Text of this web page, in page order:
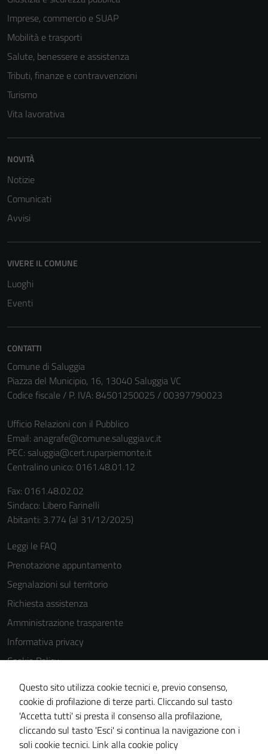
Imprese, commercio e SUAP
Mobilità e trasporti
Salute, benessere e assistenza
Tributi, finanze e contravvenzioni
Turismo
Vita lavorativa
NOVITÀ
Notizie
Comunicati
Avvisi
VIVERE IL COMUNE
Luoghi
Eventi
CONTATTI
Comune di Saluggia
Piazza del Municipio, 16, 13040 Saluggia VC
Codice fiscale / P. IVA: 84501250025 / 00397790023
Ufficio Relazioni con il Pubblico
Email: anagrafe@comune.saluggia.vc.it
PEC: saluggia@cert.ruparpiemonte.it
Centralino unico: 0161.48.01.12
Fax: 0161.48.02.02
Sindaco: Libero Farinelli
Abitanti: 3.774 (al 31/12/2025)
Leggi le FAQ
Prenotazione appuntamento
Segnalazioni sul territorio
Richiesta assistenza
Amministrazione trasparente
Informativa privacy
Cookie Policy
Note legali
Dichiarazione di accessibilità
Piano di miglioramento del sito
Statistiche sito web
Questo sito utilizza cookie tecnici e, previo consenso,
cookie di profilazione di terze parti. Cliccando sul tasto
'Accetta tutti' si presta il consenso alla profilazione,
cliccando sul tasto 'Esci' si continua la navigazione con i
soli cookie tecnici. Link alla cookie policy
essere
Questi cookie
non raccolgono
informazioni
personali.